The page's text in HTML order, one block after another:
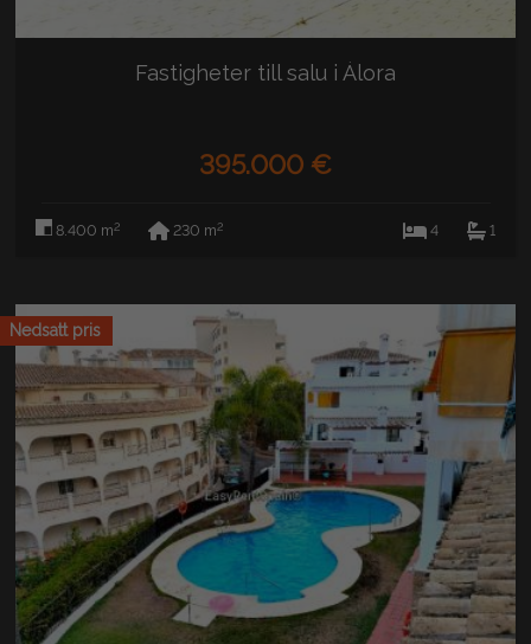
Fastigheter till salu i Álora
395.000 €
8.400 m2 230 m2 4 1
Nedsatt pris